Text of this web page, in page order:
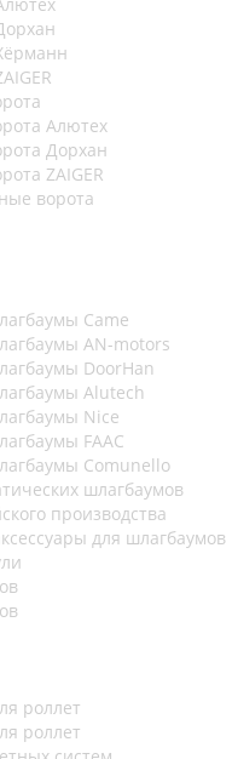
Алютех
Дорхан
ZAIGER
ворота
Came
AN-motors
DoorHan
Alutech
Nice
FAAC
Comunello
шлагбаумов
производства
для шлагбаумов
роллет
роллет